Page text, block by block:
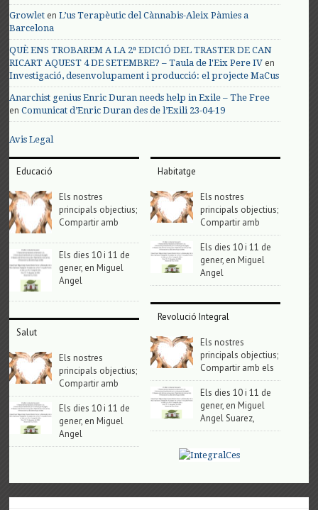
Growlet enL’us Terapèutic del Cànnabis-Aleix Pàmies a
Barcelona
QUÈ ENS TROBAREM A LA 2ª EDICIÓ DEL TRASTER DE CAN
RICART AQUEST 4 DE SETEMBRE? – Taula de l'Eix Pere IV en
Investigació, desenvolupament i producció: el projecte MaCus
Anarchist genius Enric Duran needs help in Exile – The Free
enComunicat d’Enric Duran des de l’Exili 23-04-19
Avis Legal
Educació
Els nostres
principals objectius;
Compartir amb
Els dies 10 i 11 de
gener, en Miguel
Angel
Salut
Els nostres
principals objectius;
Compartir amb
Els dies 10 i 11 de
gener, en Miguel
Angel
Habitatge
Els nostres
principals objectius;
Compartir amb
Els dies 10 i 11 de
gener, en Miguel
Angel
Revolució Integral
Els nostres
principals objectius;
Compartir amb els
Els dies 10 i 11 de
gener, en Miguel
Angel Suarez,